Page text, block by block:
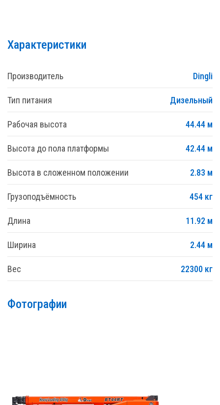
Характеристики
Производитель Dingli
Тип питания Дизельный
Рабочая высота 44.44 м
Высота до пола платформы 42.44 м
Высота в сложенном положении 2.83 м
Грузоподъёмность 454 кг
Длина 11.92 м
Ширина 2.44 м
Вес 22300 кг
Фотографии